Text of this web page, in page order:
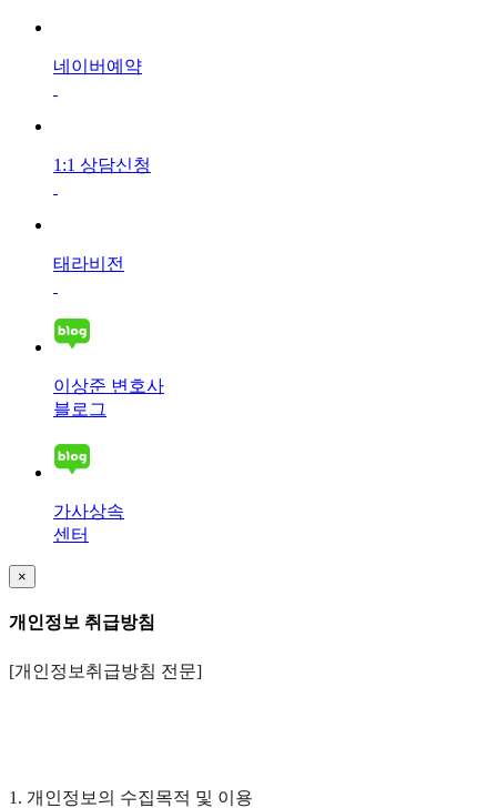
네이버예약
1:1 상담신청
태라비전
이상준 변호사
블로그
가사상속
센터
×
개인정보 취급방침
[개인정보취급방침 전문]
1. 개인정보의 수집목적 및 이용